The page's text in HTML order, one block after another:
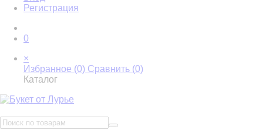
Регистрация
0
×
Избранное (0) Сравнить (0)
Каталог